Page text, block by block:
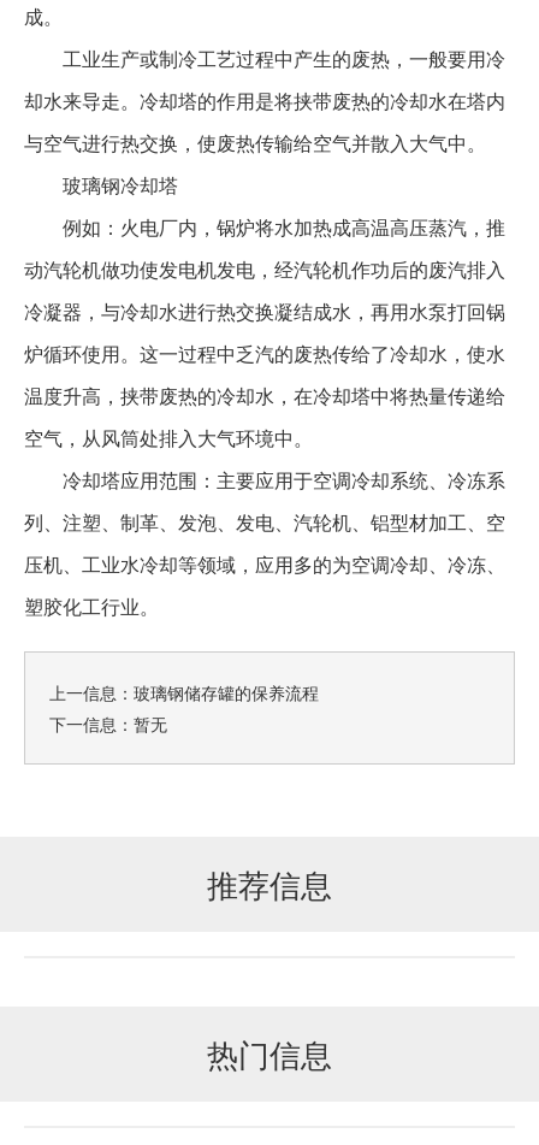
成。
工业生产或制冷工艺过程中产生的废热，一般要用冷
却水来导走。冷却塔的作用是将挟带废热的冷却水在塔内
与空气进行热交换，使废热传输给空气并散入大气中。
玻璃钢冷却塔
例如：火电厂内，锅炉将水加热成高温高压蒸汽，推
动汽轮机做功使发电机发电，经汽轮机作功后的废汽排入
冷凝器，与冷却水进行热交换凝结成水，再用水泵打回锅
炉循环使用。这一过程中乏汽的废热传给了冷却水，使水
温度升高，挟带废热的冷却水，在冷却塔中将热量传递给
空气，从风筒处排入大气环境中。
冷却塔应用范围：主要应用于空调冷却系统、冷冻系
列、注塑、制革、发泡、发电、汽轮机、铝型材加工、空
压机、工业水冷却等领域，应用多的为空调冷却、冷冻、
塑胶化工行业。
上一信息： 玻璃钢储存罐的保养流程
下一信息：暂无
推荐信息
热门信息